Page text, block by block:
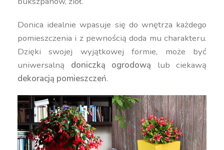
Donica idealnie wpasuje się do wnętrza każdego
pomieszczenia i z pewnością doda mu charakteru.
Dzięki swojej wyjątkowej formie, może być
uniwersalną doniczką ogrodową lub ciekawą
dekoracją pomieszczeń.